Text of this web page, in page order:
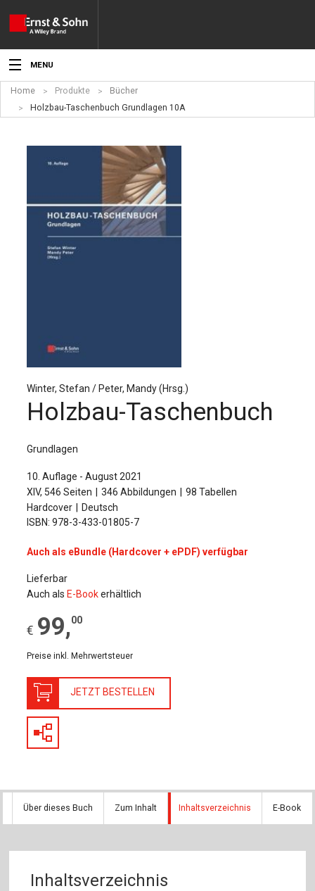
MENU
Aktuelles
Angebote
Produkte
Werben
Verlag
Sprache / Language: DE Sprache / Language: EN
Home Produkte
Bücher
Holzbau-Taschenbuch Grundlagen 10A
Winter, Stefan / Peter, Mandy (Hrsg.)
Holzbau-Taschenbuch
Grundlagen
10. Auflage - August 2021
XIV, 546 Seiten
346 Abbildungen
98 Tabellen
Hardcover
Deutsch
ISBN: 978-3-433-01805-7
Auch als eBundle (Hardcover + ePDF) verfügbar
Lieferbar
Auch als E-Bookerhältlich
€ 99,00
Preise inkl. Mehrwertsteuer
JETZT BESTELLEN
Über dieses Buch Zum Inhalt Inhaltsverzeichnis E-Book
Inhaltsverzeichnis